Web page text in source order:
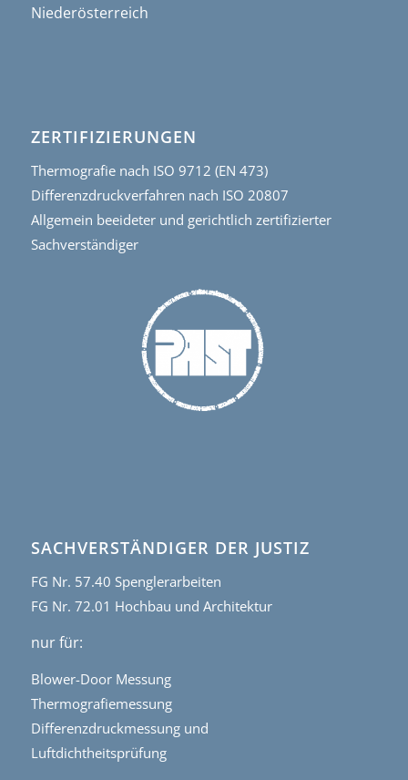
Niederösterreich
ZERTIFIZIERUNGEN
Thermografie nach ISO 9712 (EN 473)
Differenzdruckverfahren nach ISO 20807
Allgemein beeideter und gerichtlich zertifizierter
Sachverständiger
SACHVERSTÄNDIGER DER JUSTIZ
FG Nr. 57.40 Spenglerarbeiten
FG Nr. 72.01 Hochbau und Architektur
nur für:
Blower-Door Messung
Thermografiemessung
Differenzdruckmessung und
Luftdichtheitsprüfung